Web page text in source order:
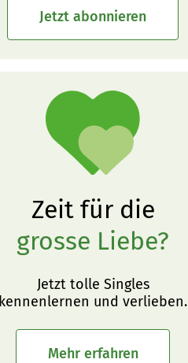
Jetzt abonnieren
Zeit für die
grosse Liebe?
Jetzt tolle Singles
kennenlernen und verlieben.
Mehr erfahren